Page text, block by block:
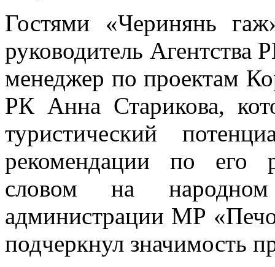
Гостями «Черинянь
руководитель
менеджер по проектам
РК Анна Старикова,
туристический
рекомендации по его
словом на
администрации МР
подчеркнул значимость